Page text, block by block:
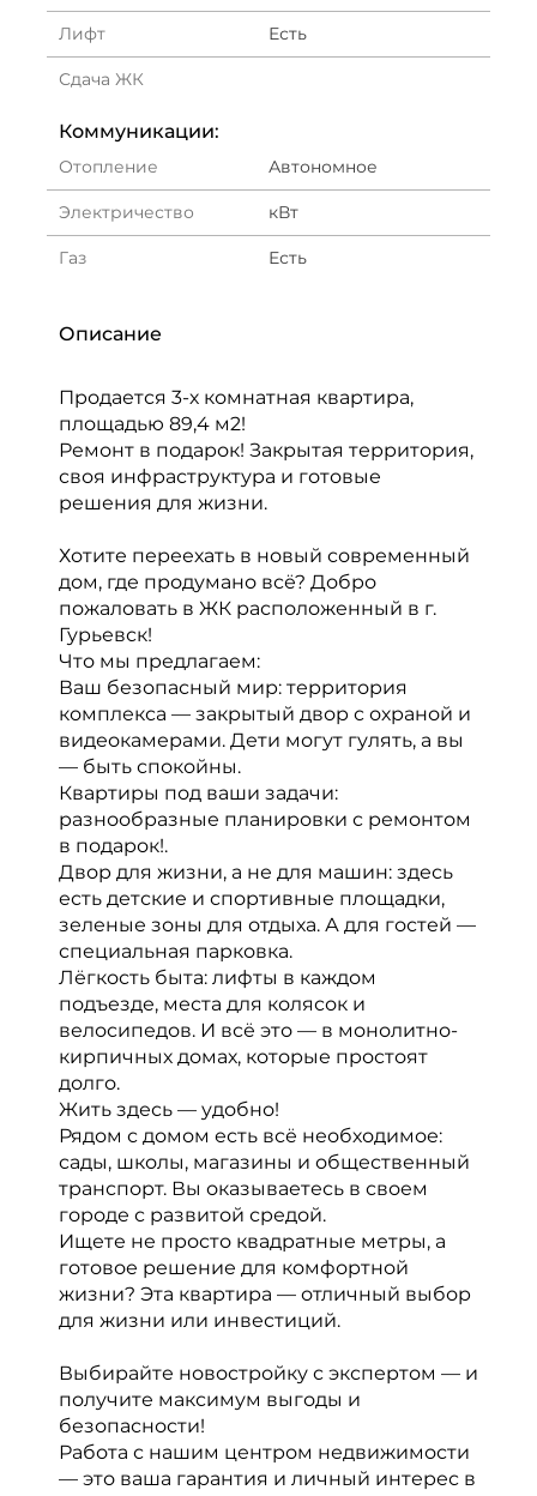
Лифт Есть
Сдача ЖК
Коммуникации:
Отопление Автономное
Электричество кВт
Газ Есть
Описание
Продается 3-х комнатная квартира,
площадью 89,4 м2!
Ремонт в подарок! Закрытая территория,
своя инфраструктура и готовые
решения для жизни.
Хотите переехать в новый современный
дом, где продумано всё? Добро
пожаловать в ЖК расположенный в г.
Гурьевск!
Что мы предлагаем:
Ваш безопасный мир: территория
комплекса — закрытый двор с охраной и
видеокамерами. Дети могут гулять, а вы
— быть спокойны.
Квартиры под ваши задачи:
разнообразные планировки с ремонтом
в подарок!.
Двор для жизни, а не для машин: здесь
есть детские и спортивные площадки,
зеленые зоны для отдыха. А для гостей —
специальная парковка.
Лёгкость быта: лифты в каждом
подъезде, места для колясок и
велосипедов. И всё это — в монолитно-
кирпичных домах, которые простоят
долго.
Жить здесь — удобно!
Рядом с домом есть всё необходимое:
сады, школы, магазины и общественный
транспорт. Вы оказываетесь в своем
городе с развитой средой.
Ищете не просто квадратные метры, а
готовое решение для комфортной
жизни? Эта квартира — отличный выбор
для жизни или инвестиций.
Выбирайте новостройку с экспертом — и
получите максимум выгоды и
безопасности!
Работа с нашим центром недвижимости
— это ваша гарантия и личный интерес в